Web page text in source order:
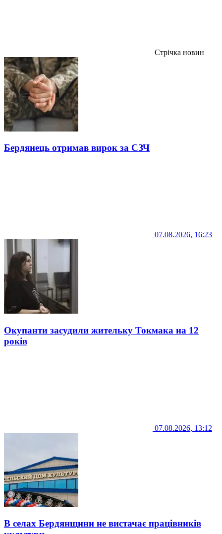
Стрічка новин
Бердянець отримав вирок за СЗЧ
07.08.2026, 16:23
Окупанти засудили жительку Токмака на 12
років
07.08.2026, 13:12
В селах Бердянщини не вистачає працівників